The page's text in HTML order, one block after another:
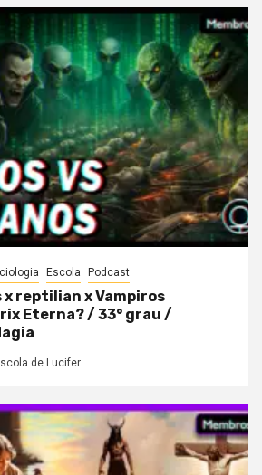
Escola Podcast
x reptilian x Vampiros
Eterna? / 33° grau /
de Lucifer